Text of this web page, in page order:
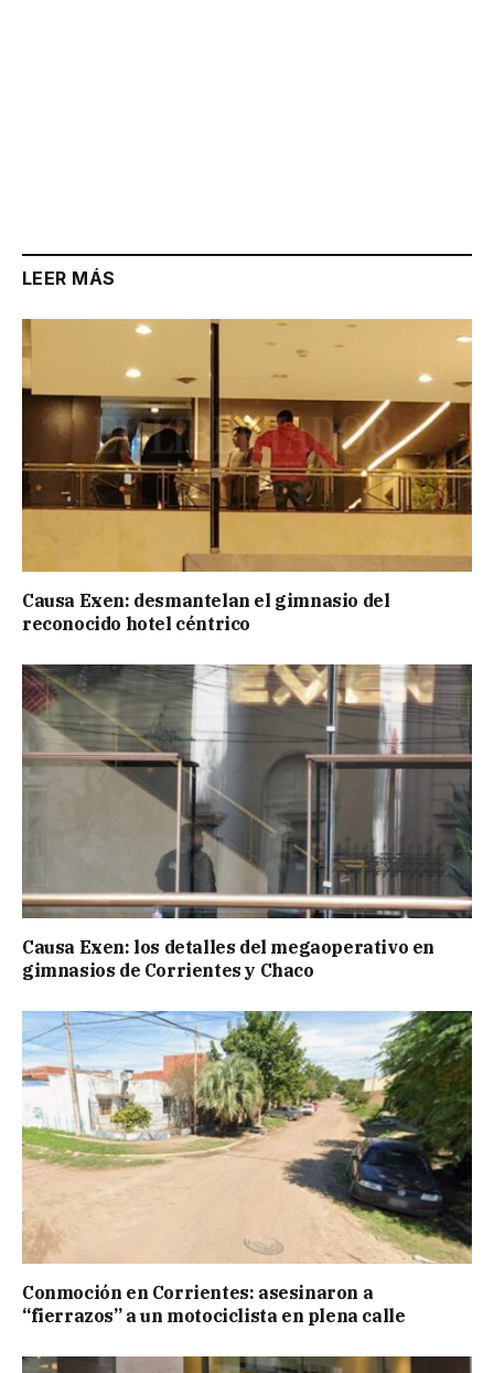
LEER MÁS
Causa Exen: desmantelan el gimnasio del
reconocido hotel céntrico
Causa Exen: los detalles del megaoperativo en
gimnasios de Corrientes y Chaco
Conmoción en Corrientes: asesinaron a
“fierrazos” a un motociclista en plena calle